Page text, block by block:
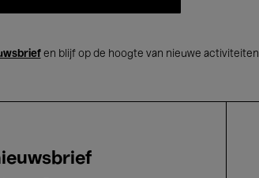
en blijf op de hoogte van nieuwe activiteiten